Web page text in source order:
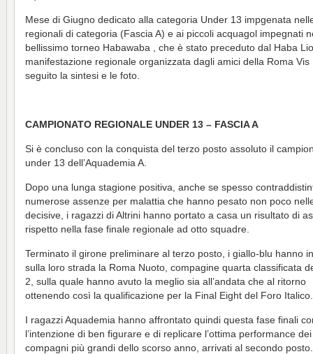
Mese di Giugno dedicato alla categoria Under 13 impgenata
regionali di categoria (Fascia A) e ai piccoli acquagol impegnati
bellissimo torneo Habawaba , che è stato preceduto dal Haba
manifestazione regionale organizzata dagli amici della Roma Vis
seguito la sintesi e le foto.
CAMPIONATO REGIONALE UNDER 13 – FASCIA A
Si è concluso con la conquista del terzo posto assoluto il
under 13 dell’Aquademia A.
Dopo una lunga stagione positiva, anche se spesso
numerose assenze per malattia che hanno pesato non poco
decisive, i ragazzi di Altrini hanno portato a casa un risultato di
rispetto nella fase finale regionale ad otto squadre.
Terminato il girone preliminare al terzo posto, i giallo-blu hanno
sulla loro strada la Roma Nuoto, compagine quarta classificata
2, sulla quale hanno avuto la meglio sia all’andata che al ritorno
ottenendo così la qualificazione per la Final Eight del Foro Italico.
I ragazzi Aquademia hanno affrontato quindi questa fase finali
l’intenzione di ben figurare e di replicare l’ottima performance
compagni più grandi dello scorso anno, arrivati al secondo